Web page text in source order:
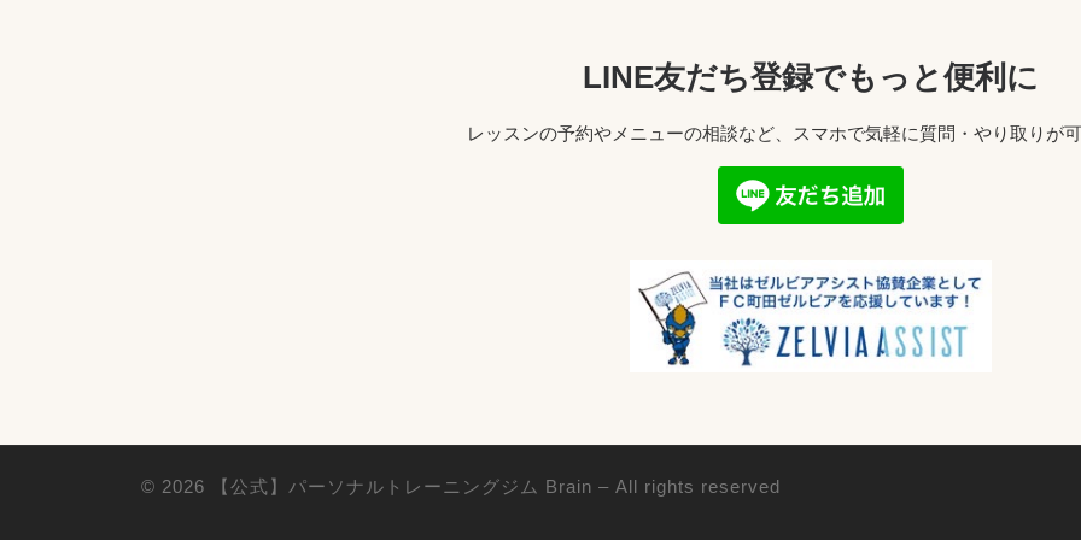
LINE友だち登録でもっと便利に
レッスンの予約やメニューの相談など、スマホで気軽に質問・やり取りが可
© 2026 【公式】パーソナルトレーニングジム Brain – All rights reserved